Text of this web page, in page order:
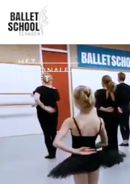
Home
E-mail